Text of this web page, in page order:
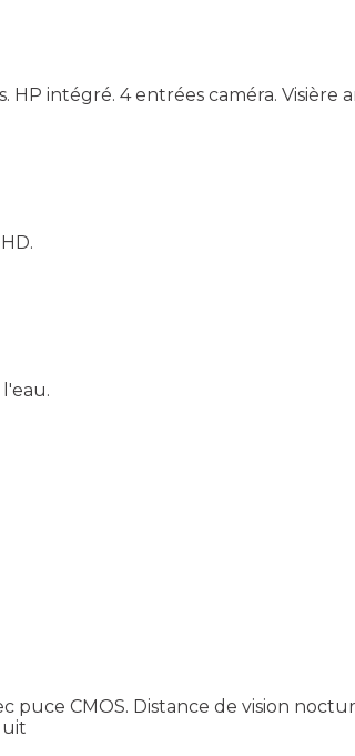
HP intégré. 4 entrées caméra.
CMOS. Distance de vision